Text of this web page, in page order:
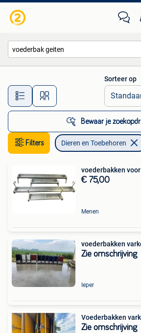
Alle afstanden…
Sorteer op
Bewaar je
Filters Dieren en Toebehoren
voederbakken
€ 75,00
Menen
voederbakken
Zie omschrijving
Ieper
Voederbakken
Zie omschrijving